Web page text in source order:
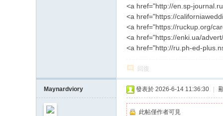
<a href="http://en.sp-
<a href="https://
<a href="https://ruckup.org/
<a href="https://enki.ua/
<a href="http://ru.ph-ed-
回復
Maynardviory 發表於 2026-6-14 11:36:30
此帖僅作者可見